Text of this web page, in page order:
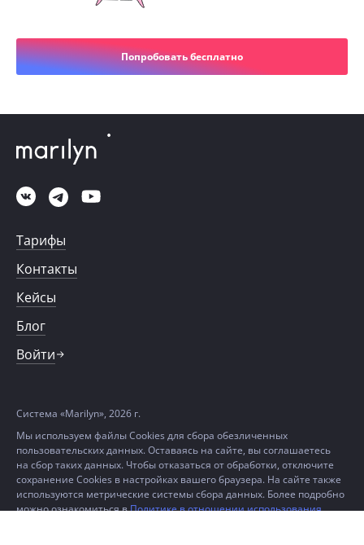
Попробовать бесплатно
Тарифы
Контакты
Кейсы
Блог
Войти
Система «Marilyn», 2026 г.
Мы используем файлы Cookies для сбора обезличенных
пользовательских данных. Оставаясь на сайте, вы соглашаетесь
на сбор таких данных. Чтобы отказаться от обработки, отключите
сохранение Cookies в настройках вашего браузера. На сайте также
используются метрические системы сбора данных. Более подробно
можно ознакомиться вПолитике в отношении использования